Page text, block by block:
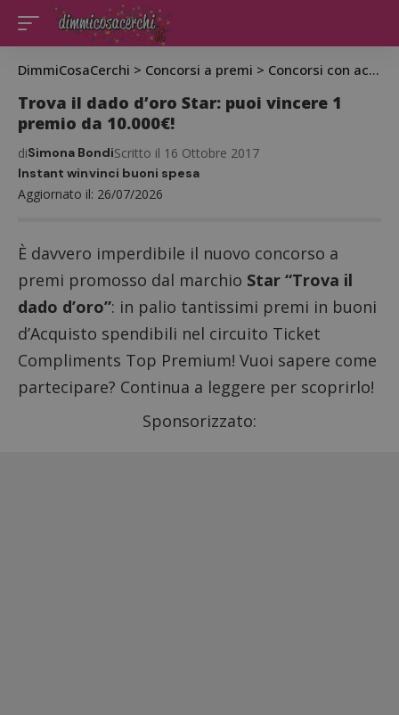
DimmiCosaCerchi > Concorsi a premi > Concorsi con acquisto
Trova il dado d’oro Star: puoi vincere 1
premio da 10.000€!
Aggiornato il: 26/07/2026
diSimona BondiScritto il 16 Ottobre 2017
Instant winvinci buoni spesa
È davvero imperdibile il nuovo concorso a
premi promosso dal marchio Star “Trova il
dado d’oro”: in palio tantissimi premi in buoni
d’Acquisto spendibili nel circuito Ticket
Compliments Top Premium! Vuoi sapere come
partecipare? Continua a leggere per scoprirlo!
Sponsorizzato: